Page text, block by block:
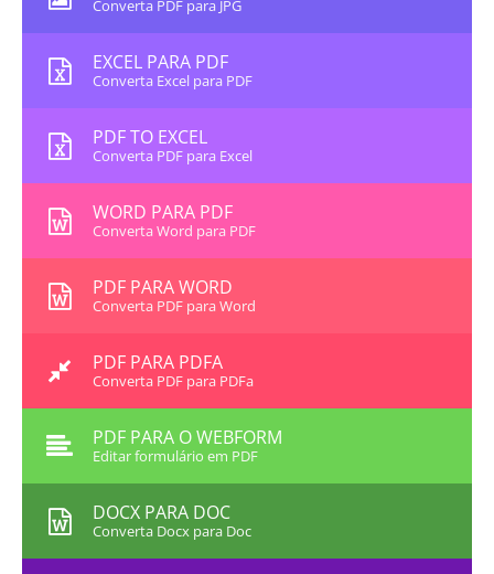
Converta PDF para JPG
EXCEL PARA PDF
Converta Excel para PDF
PDF TO EXCEL
Converta PDF para Excel
WORD PARA PDF
Converta Word para PDF
PDF PARA WORD
Converta PDF para Word
PDF PARA PDFA
Converta PDF para PDFa
PDF PARA O WEBFORM
Editar formulário em PDF
DOCX PARA DOC
Converta Docx para Doc